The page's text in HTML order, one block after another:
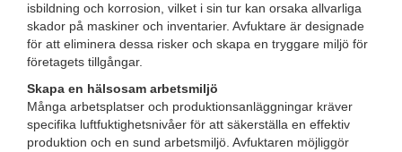
isbildning och korrosion, vilket i sin tur kan orsaka allvarliga
skador på maskiner och inventarier. Avfuktare är designade
för att eliminera dessa risker och skapa en tryggare miljö för
företagets tillgångar.
Skapa en hälsosam arbetsmiljö
Många arbetsplatser och produktionsanläggningar kräver
specifika luftfuktighetsnivåer för att säkerställa en effektiv
produktion och en sund arbetsmiljö. Avfuktaren möjliggör